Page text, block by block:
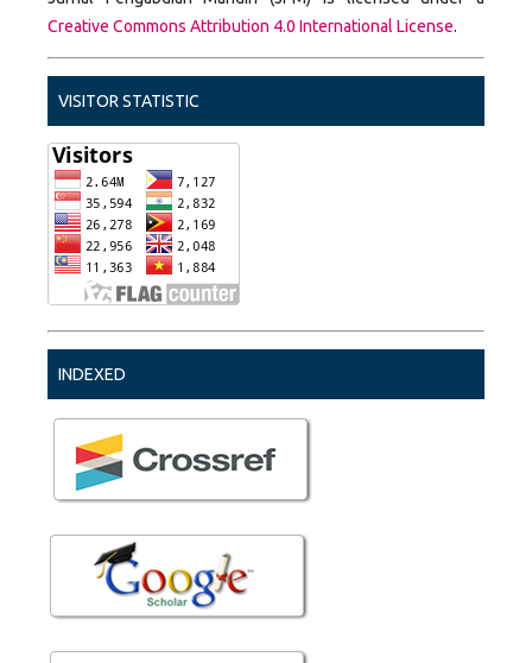
Creative Commons Attribution 4.0 International License.
VISITOR STATISTIC
INDEXED